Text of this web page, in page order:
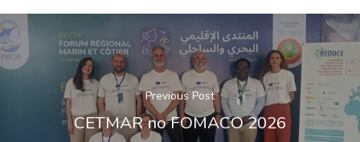
Previous Post
CETMAR no FOMACO 2026